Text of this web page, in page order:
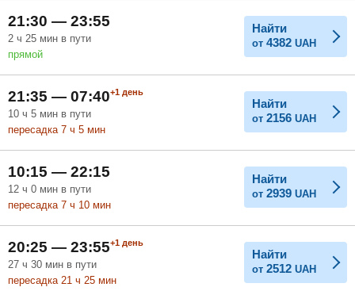
21:30 — 23:55
2 ч 25 мин в пути
прямой
Найти
от 4382 UAH
21:35 — 07:40+1 день
10 ч 5 мин в пути
пересадка 7 ч 5 мин
Найти
от 2156 UAH
10:15 — 22:15
12 ч 0 мин в пути
пересадка 7 ч 10 мин
Найти
от 2939 UAH
20:25 — 23:55+1 день
27 ч 30 мин в пути
пересадка 21 ч 25 мин
Найти
от 2512 UAH